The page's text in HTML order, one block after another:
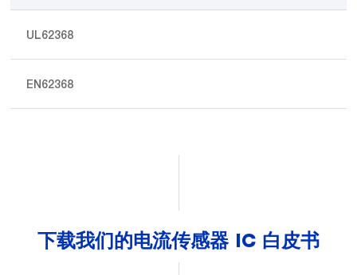
UL62368
EN62368
下载我们的电流传感器 IC 白皮书